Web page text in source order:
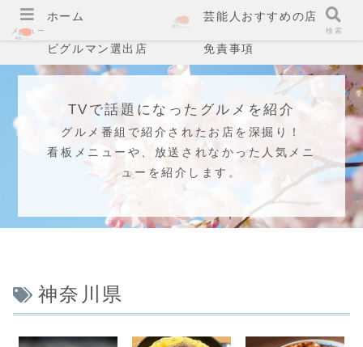
ホーム 芸能人おすすめの店
ビグルマン選出店 免責事項
TVで話題になったグルメを紹介
グルメ番組で紹介されたお店を深掘り！
看板メニューや、放送されなかった人気メニ
ューを紹介します。
神奈川県
メニュー 検索